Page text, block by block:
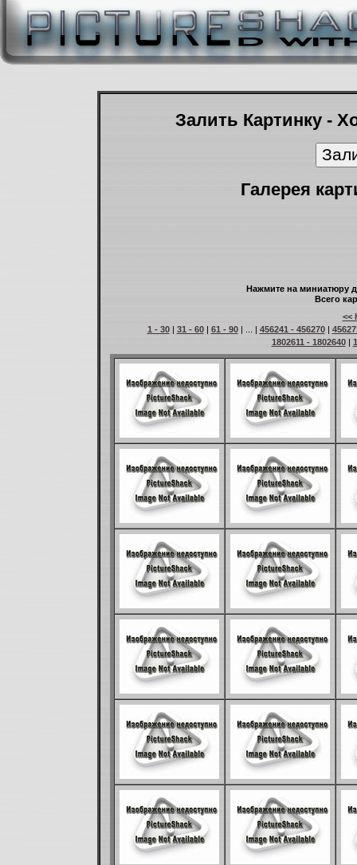
Залить Картинку -
Галерея
Нажмите на миниатюру
Всего
<<
1 - 30| 31 - 60| 61 - 90| ... | 456241 - 456270|
1802611 - 1802640|